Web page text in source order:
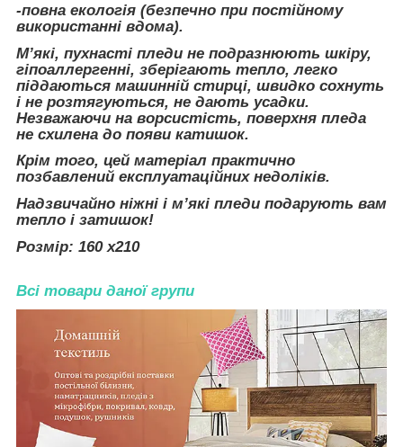
-повна екологія (безпечно при постійному
використанні вдома).
М’які, пухнасті пледи не подразнюють шкіру,
гіпоаллергенні, зберігають тепло, легко
піддаються машинній стирці, швидко сохнуть
і не розтягуються, не дають усадки.
Незважаючи на ворсистість, поверхня пледа
не схилена до появи катишок.
Крім того, цей матеріал практично
позбавлений експлуатаційних недоліків.
Надзвичайно ніжні і м’які пледи подарують вам
тепло і затишок!
Розмір: 160 x210
Всі товари даної групи